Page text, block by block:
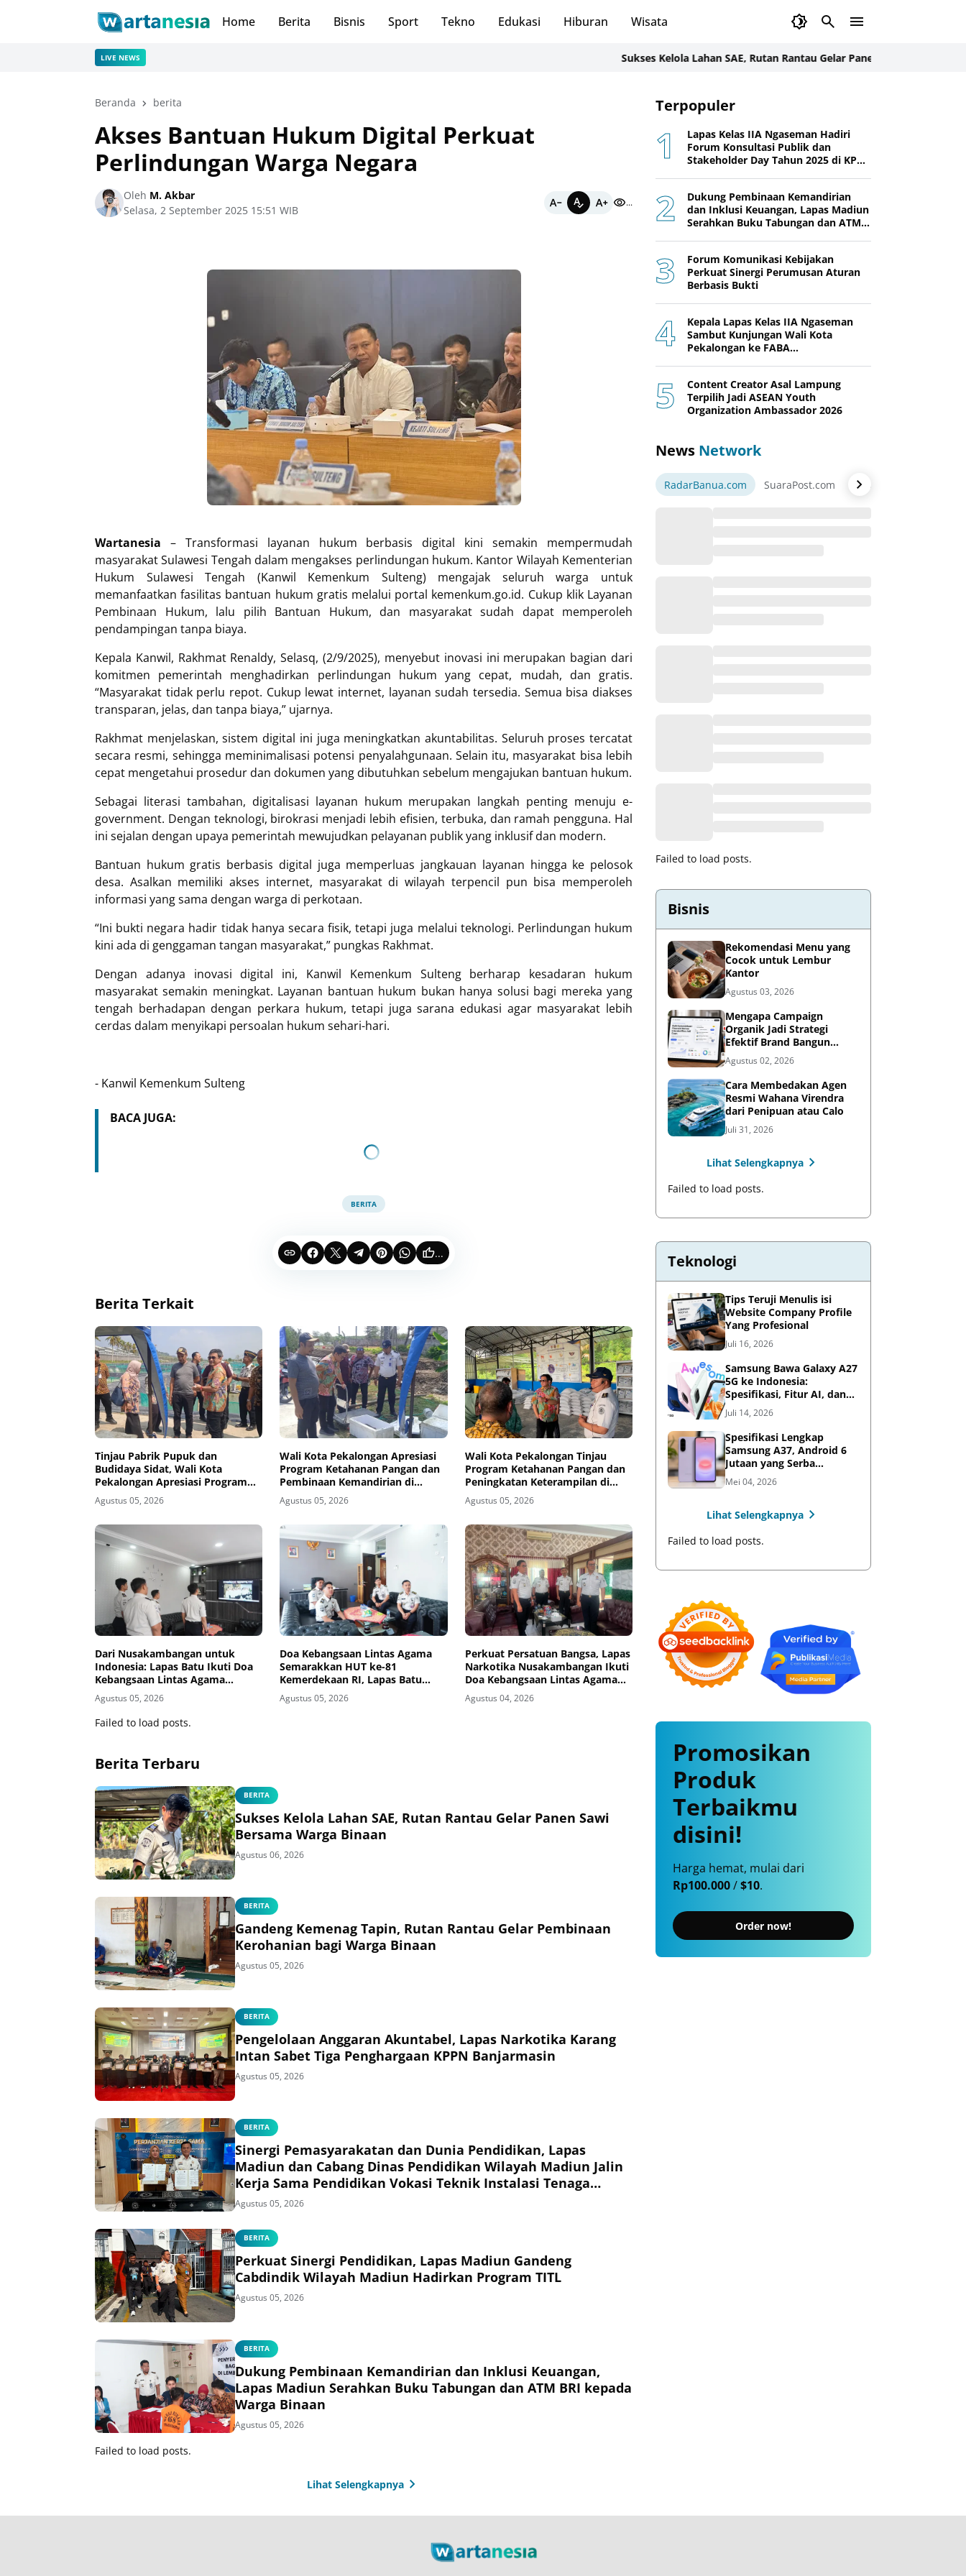
Home Berita Bisnis Sport Tekno Edukasi Hiburan Wisata
LIVE NEWS Sukses Kelola Lahan SAE, Rutan Rantau Gelar Panen Sawi Bersama Warga
Beranda berita
Akses Bantuan Hukum Digital Perkuat
Perlindungan Warga Negara
Oleh M. Akbar
Selasa, 2 September 2025 15:51 WIB
...
Wartanesia – Transformasi layanan hukum berbasis digital kini semakin mempermudah
masyarakat Sulawesi Tengah dalam mengakses perlindungan hukum. Kantor Wilayah Kementerian
Hukum Sulawesi Tengah (Kanwil Kemenkum Sulteng) mengajak seluruh warga untuk
memanfaatkan fasilitas bantuan hukum gratis melalui portal kemenkum.go.id. Cukup klik Layanan
Pembinaan Hukum, lalu pilih Bantuan Hukum, dan masyarakat sudah dapat memperoleh
pendampingan tanpa biaya.
Kepala Kanwil, Rakhmat Renaldy, Selasq, (2/9/2025), menyebut inovasi ini merupakan bagian dari
komitmen pemerintah menghadirkan perlindungan hukum yang cepat, mudah, dan gratis.
“Masyarakat tidak perlu repot. Cukup lewat internet, layanan sudah tersedia. Semua bisa diakses
transparan, jelas, dan tanpa biaya,” ujarnya.
Rakhmat menjelaskan, sistem digital ini juga meningkatkan akuntabilitas. Seluruh proses tercatat
secara resmi, sehingga meminimalisasi potensi penyalahgunaan. Selain itu, masyarakat bisa lebih
cepat mengetahui prosedur dan dokumen yang dibutuhkan sebelum mengajukan bantuan hukum.
Sebagai literasi tambahan, digitalisasi layanan hukum merupakan langkah penting menuju e-
government. Dengan teknologi, birokrasi menjadi lebih efisien, terbuka, dan ramah pengguna. Hal
ini sejalan dengan upaya pemerintah mewujudkan pelayanan publik yang inklusif dan modern.
Bantuan hukum gratis berbasis digital juga memperluas jangkauan layanan hingga ke pelosok
desa. Asalkan memiliki akses internet, masyarakat di wilayah terpencil pun bisa memperoleh
informasi yang sama dengan warga di perkotaan.
“Ini bukti negara hadir tidak hanya secara fisik, tetapi juga melalui teknologi. Perlindungan hukum
kini ada di genggaman tangan masyarakat,” pungkas Rakhmat.
Dengan adanya inovasi digital ini, Kanwil Kemenkum Sulteng berharap kesadaran hukum
masyarakat semakin meningkat. Layanan bantuan hukum bukan hanya solusi bagi mereka yang
tengah berhadapan dengan perkara hukum, tetapi juga sarana edukasi agar masyarakat lebih
cerdas dalam menyikapi persoalan hukum sehari-hari.
- Kanwil Kemenkum Sulteng
BACA JUGA:
BERITA
...
Berita Terkait
Tinjau Pabrik Pupuk dan
Budidaya Sidat, Wali Kota
Pekalongan Apresiasi Program
Ketahanan Pangan di
Nusakambangan
Agustus 05, 2026
Wali Kota Pekalongan Apresiasi
Program Ketahanan Pangan dan
Pembinaan Kemandirian di
Nusakambangan
Agustus 05, 2026
Wali Kota Pekalongan Tinjau
Program Ketahanan Pangan dan
Peningkatan Keterampilan di
Nusakambangan
Agustus 05, 2026
Dari Nusakambangan untuk
Indonesia: Lapas Batu Ikuti Doa
Kebangsaan Lintas Agama
Sambut HUT ke-81 RI
Agustus 05, 2026
Doa Kebangsaan Lintas Agama
Semarakkan HUT ke-81
Kemerdekaan RI, Lapas Batu
Teguhkan Semangat Persatuan
Secara Virtual
Agustus 05, 2026
Perkuat Persatuan Bangsa, Lapas
Narkotika Nusakambangan Ikuti
Doa Kebangsaan Lintas Agama
dan Kick Off Semarak HUT Ke-81
Kemerdekaan RI
Agustus 04, 2026
Failed to load posts.
Berita Terbaru
BERITA
Sukses Kelola Lahan SAE, Rutan Rantau Gelar Panen Sawi
Bersama Warga Binaan
Agustus 06, 2026
BERITA
Gandeng Kemenag Tapin, Rutan Rantau Gelar Pembinaan
Kerohanian bagi Warga Binaan
Agustus 05, 2026
BERITA
Pengelolaan Anggaran Akuntabel, Lapas Narkotika Karang
Intan Sabet Tiga Penghargaan KPPN Banjarmasin
Agustus 05, 2026
BERITA
Sinergi Pemasyarakatan dan Dunia Pendidikan, Lapas
Madiun dan Cabang Dinas Pendidikan Wilayah Madiun Jalin
Kerja Sama Pendidikan Vokasi Teknik Instalasi Tenaga
Listrik bagi Warga Binaan
Agustus 05, 2026
BERITA
Perkuat Sinergi Pendidikan, Lapas Madiun Gandeng
Cabdindik Wilayah Madiun Hadirkan Program TITL
Agustus 05, 2026
BERITA
Dukung Pembinaan Kemandirian dan Inklusi Keuangan,
Lapas Madiun Serahkan Buku Tabungan dan ATM BRI kepada
Warga Binaan
Agustus 05, 2026
Failed to load posts.
Lihat Selengkapnya
Terpopuler
Lapas Kelas IIA Ngaseman Hadiri
Forum Konsultasi Publik dan
Stakeholder Day Tahun 2025 di KPPN
Dukung Pembinaan Kemandirian
dan Inklusi Keuangan, Lapas Madiun
Serahkan Buku Tabungan dan ATM
Forum Komunikasi Kebijakan
Perkuat Sinergi Perumusan Aturan
Berbasis Bukti
Kepala Lapas Kelas IIA Ngaseman
Sambut Kunjungan Wali Kota
Pekalongan ke FABA
Content Creator Asal Lampung
Terpilih Jadi ASEAN Youth
Organization Ambassador 2026
News Network
RadarBanua.com SuaraPost.com NarasiNews.com
Failed to load posts.
Bisnis
Rekomendasi Menu yang
Cocok untuk Lembur
Kantor
Agustus 03, 2026
Mengapa Campaign
Organik Jadi Strategi
Efektif Brand Bangun
Awareness di Media Sosial
Agustus 02, 2026
Cara Membedakan Agen
Resmi Wahana Virendra
dari Penipuan atau Calo
Juli 31, 2026
Lihat Selengkapnya
Failed to load posts.
Teknologi
Tips Teruji Menulis isi
Website Company Profile
Yang Profesional
Juli 16, 2026
Samsung Bawa Galaxy A27
5G ke Indonesia:
Spesifikasi, Fitur AI, dan
Harga Resmi
Juli 14, 2026
Spesifikasi Lengkap
Samsung A37, Android 6
Jutaan yang Serba
Lengkap
Mei 04, 2026
Lihat Selengkapnya
Failed to load posts.
Promosikan
Produk
Terbaikmu
disini!
Harga hemat, mulai dari
Rp100.000/$10.
Order now!